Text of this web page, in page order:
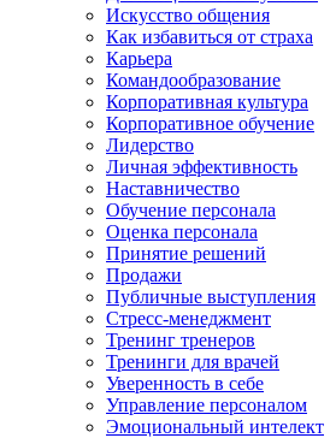
Искусство общения
Как избавиться от страха
Карьера
Командообразование
Корпоративная культура
Корпоративное обучение
Лидерство
Личная эффективность
Наставничество
Обучение персонала
Оценка персонала
Принятие решений
Продажи
Публичные выступления
Стресс-менеджмент
Тренинг тренеров
Тренинги для врачей
Уверенность в себе
Управление персоналом
Эмоциональный интелект